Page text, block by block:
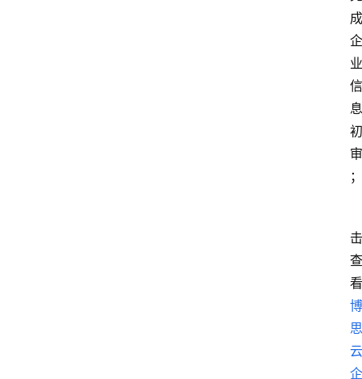
成
企
业
信
息
初
审
；
击
查
看
博
思
云
企